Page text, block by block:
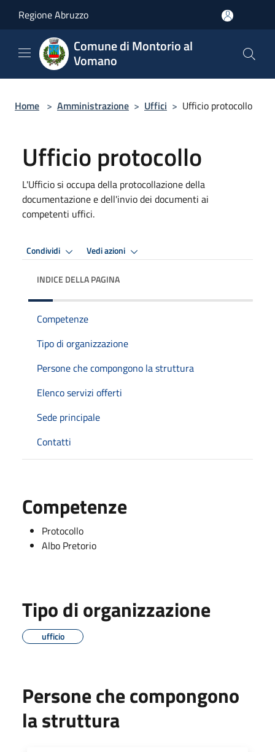
Regione Abruzzo
Comune di Montorio al
Vomano
Home > Amministrazione > Uffici > Ufficio protocollo
Ufficio protocollo
L'Ufficio si occupa della protocollazione della
documentazione e dell'invio dei documenti ai
competenti uffici.
Condividi Vedi azioni
INDICE DELLA PAGINA
Competenze
Tipo di organizzazione
Persone che compongono la struttura
Elenco servizi offerti
Sede principale
Contatti
Competenze
Protocollo
Albo Pretorio
Tipo di organizzazione
ufficio
Persone che compongono
la struttura